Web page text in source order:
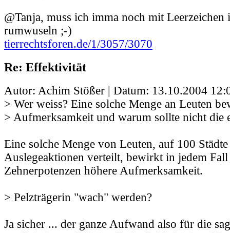
@Tanja, muss ich imma noch mit Leerzeichen
rumwuseln ;-)
tierrechtsforen.de/1/3057/3070
Re: Effektivität
Autor: Achim Stößer | Datum: 13.10.2004
> Wer weiss? Eine solche Menge an Leuten
> Aufmerksamkeit und warum sollte nicht die
Eine solche Menge von Leuten, auf 100
Auslegeaktionen verteilt, bewirkt in jedem
Zehnerpotenzen höhere Aufmerksamkeit.
> Pelzträgerin "wach" werden?
Ja sicher ... der ganze Aufwand also für die